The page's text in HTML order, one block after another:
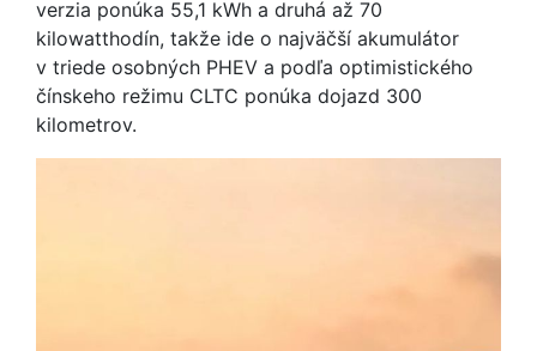
verzia ponúka 55,1 kWh a druhá až 70
kilowatthodín, takže ide o najväčší akumulátor
v triede osobných PHEV a podľa optimistického
čínskeho režimu CLTC ponúka dojazd 300
kilometrov.